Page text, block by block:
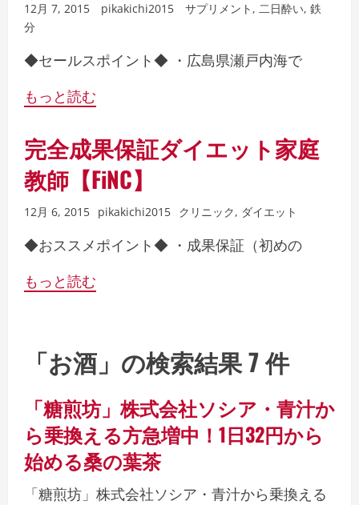
12月 7, 2015 pikakichi2015 サプリメント , 二日酔い, 鉄
分
◆セールスポイント◆ ・広島県瀬戸内海で
もっと読む
完全成果保証ダイエット家庭
教師【FiNC】
12月 6, 2015 pikakichi2015 クリニック, ダイエット
◆おススメポイント◆ ・成果保証（初めの
もっと読む
「お酒」の検索結果 7 件
「糖煎坊」株式会社ソシア・青汁か
ら乗換える方急増中！1日32円から
始める桑の葉茶
「糖煎坊」株式会社ソシア・青汁から乗換える